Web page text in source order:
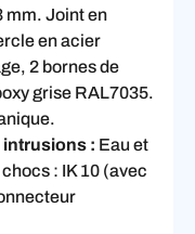
mm. Joint en
en acier
2 bornes de
grise RAL7035.
intrusions : Eau et
: IK 10 (avec